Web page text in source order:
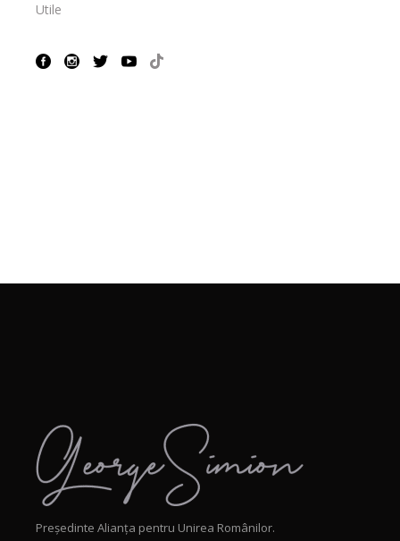
Utile
Președinte Alianța pentru Unirea Românilor.